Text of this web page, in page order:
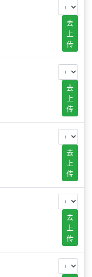
去
上
传
去
上
传
去
上
传
去
上
传